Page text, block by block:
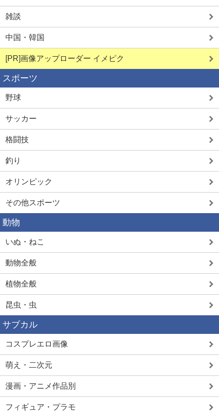
雑談
中国・韓国
[PR]画像アップローダー イメピク
スポーツ
野球
サッカー
格闘技
釣り
オリンピック
その他スポーツ
動物
いぬ・ねこ
動物全般
植物全般
昆虫・虫
サブカル
コスプレエロ画像
萌え・二次元
漫画・アニメ作品別
フィギュア・プラモ